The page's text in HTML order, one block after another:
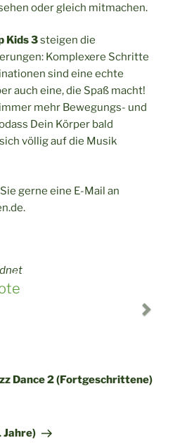
oder gleich mitmachen.
Kids 3steigen die
Komplexere Schritte
sind eine echte
auch eine, die Spaß macht!
mehr Bewegungs- und
Dein Körper bald
völlig auf die Musik
gerne eine E-Mail an
n.de.
N
t
Dance 2 (Fortgeschrittene)
Jahre)